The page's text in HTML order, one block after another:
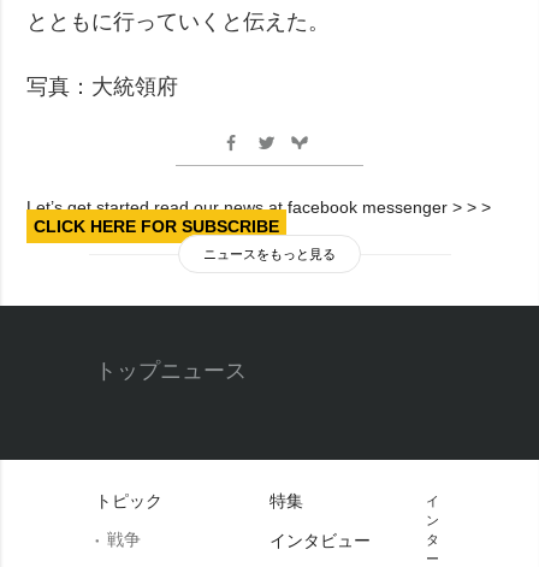
とともに行っていくと伝えた。
写真：大統領府
Let’s get started read our news at facebook messenger > > >
CLICK HERE FOR SUBSCRIBE
ニュースをもっと見る
トップニュース
トピック
戦争
特集
インタビュー
イ
ン
タ
ー